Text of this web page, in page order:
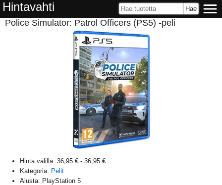
Hintavahti
Police Simulator: Patrol Officers (PS5) -peli
Hinta välillä: 36,95 € - 36,95 €
Kategoria: Pelit
Alusta: PlayStation 5